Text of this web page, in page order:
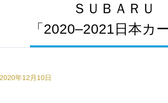
ＳＵＢＡＲＵ
「2020–2021日本カ
2020年12月10日